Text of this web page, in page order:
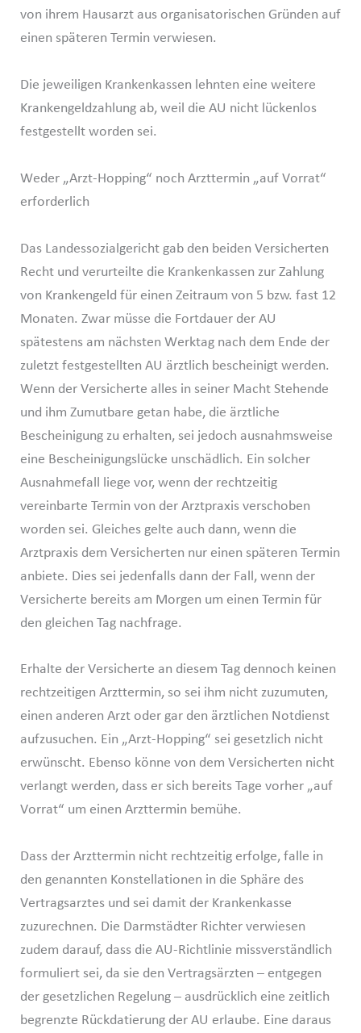
von ihrem Hausarzt aus organisatorischen Gründen auf
einen späteren Termin verwiesen.
Die jeweiligen Krankenkassen lehnten eine weitere
Krankengeldzahlung ab, weil die AU nicht lückenlos
festgestellt worden sei.
Weder „Arzt-Hopping“ noch Arzttermin „auf Vorrat“
erforderlich
Das Landessozialgericht gab den beiden Versicherten
Recht und verurteilte die Krankenkassen zur Zahlung
von Krankengeld für einen Zeitraum von 5 bzw. fast 12
Monaten. Zwar müsse die Fortdauer der AU
spätestens am nächsten Werktag nach dem Ende der
zuletzt festgestellten AU ärztlich bescheinigt werden.
Wenn der Versicherte alles in seiner Macht Stehende
und ihm Zumutbare getan habe, die ärztliche
Bescheinigung zu erhalten, sei jedoch ausnahmsweise
eine Bescheinigungslücke unschädlich. Ein solcher
Ausnahmefall liege vor, wenn der rechtzeitig
vereinbarte Termin von der Arztpraxis verschoben
worden sei. Gleiches gelte auch dann, wenn die
Arztpraxis dem Versicherten nur einen späteren Termin
anbiete. Dies sei jedenfalls dann der Fall, wenn der
Versicherte bereits am Morgen um einen Termin für
den gleichen Tag nachfrage.
Erhalte der Versicherte an diesem Tag dennoch keinen
rechtzeitigen Arzttermin, so sei ihm nicht zuzumuten,
einen anderen Arzt oder gar den ärztlichen Notdienst
aufzusuchen. Ein „Arzt-Hopping“ sei gesetzlich nicht
erwünscht. Ebenso könne von dem Versicherten nicht
verlangt werden, dass er sich bereits Tage vorher „auf
Vorrat“ um einen Arzttermin bemühe.
Dass der Arzttermin nicht rechtzeitig erfolge, falle in
den genannten Konstellationen in die Sphäre des
Vertragsarztes und sei damit der Krankenkasse
zuzurechnen. Die Darmstädter Richter verwiesen
zudem darauf, dass die AU-Richtlinie missverständlich
formuliert sei, da sie den Vertragsärzten – entgegen
der gesetzlichen Regelung – ausdrücklich eine zeitlich
begrenzte Rückdatierung der AU erlaube. Eine daraus